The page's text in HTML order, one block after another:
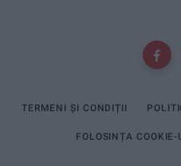
TERMENI ȘI CONDIȚII
FOLOSINȚA COOKIE-